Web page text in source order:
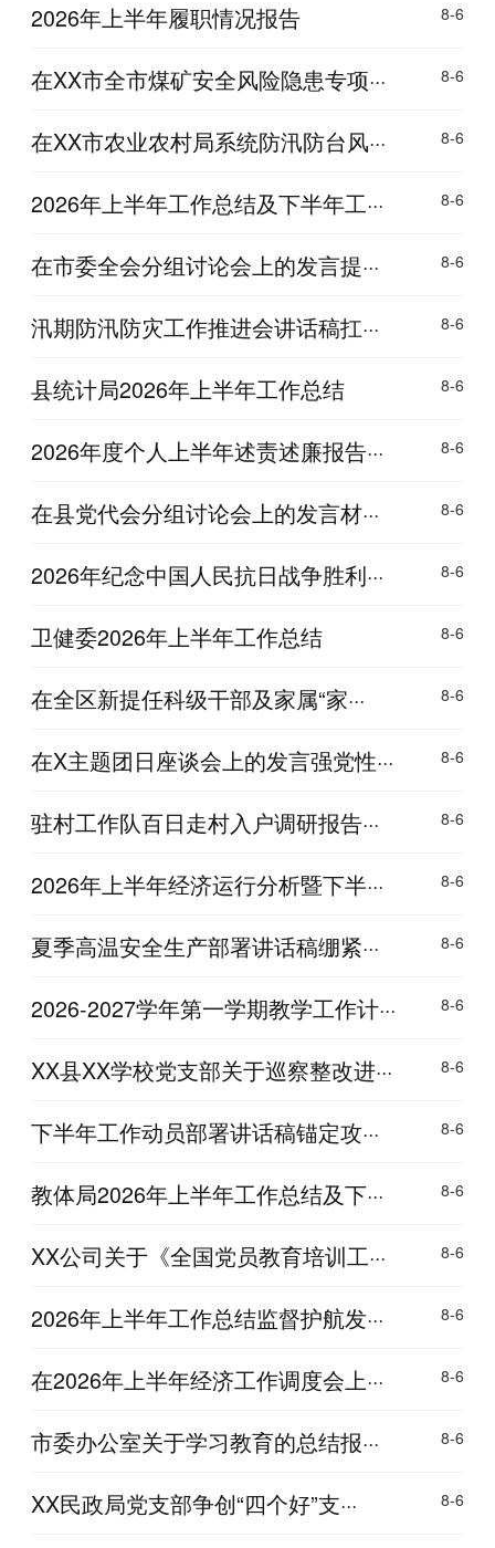
2026年上半年履职情况报告 8-6
在XX市全市煤矿安全风险隐患专项··· 8-6
在XX市农业农村局系统防汛防台风··· 8-6
2026年上半年工作总结及下半年工··· 8-6
在市委全会分组讨论会上的发言提··· 8-6
汛期防汛防灾工作推进会讲话稿扛··· 8-6
县统计局2026年上半年工作总结 8-6
2026年度个人上半年述责述廉报告··· 8-6
在县党代会分组讨论会上的发言材··· 8-6
2026年纪念中国人民抗日战争胜利··· 8-6
卫健委2026年上半年工作总结 8-6
在全区新提任科级干部及家属“家··· 8-6
在X主题团日座谈会上的发言强党性··· 8-6
驻村工作队百日走村入户调研报告··· 8-6
2026年上半年经济运行分析暨下半··· 8-6
夏季高温安全生产部署讲话稿绷紧··· 8-6
2026-2027学年第一学期教学工作计··· 8-6
XX县XX学校党支部关于巡察整改进··· 8-6
下半年工作动员部署讲话稿锚定攻··· 8-6
教体局2026年上半年工作总结及下··· 8-6
XX公司关于《全国党员教育培训工··· 8-6
2026年上半年工作总结监督护航发··· 8-6
在2026年上半年经济工作调度会上··· 8-6
市委办公室关于学习教育的总结报··· 8-6
XX民政局党支部争创“四个好”支··· 8-6